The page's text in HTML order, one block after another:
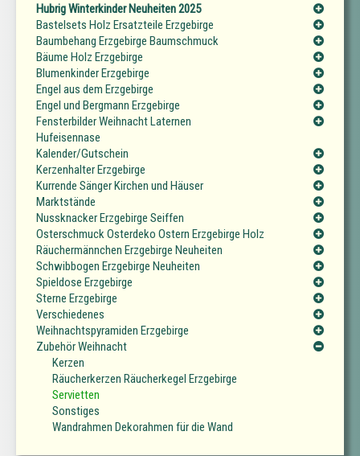
Hubrig Winterkinder Neuheiten 2025
Bastelsets Holz Ersatzteile Erzgebirge
Baumbehang Erzgebirge Baumschmuck
Bäume Holz Erzgebirge
Blumenkinder Erzgebirge
Engel aus dem Erzgebirge
Engel und Bergmann Erzgebirge
Fensterbilder Weihnacht Laternen
Hufeisennase
Kalender/Gutschein
Kerzenhalter Erzgebirge
Kurrende Sänger Kirchen und Häuser
Marktstände
Nussknacker Erzgebirge Seiffen
Osterschmuck Osterdeko Ostern Erzgebirge Holz
Räuchermännchen Erzgebirge Neuheiten
Schwibbogen Erzgebirge Neuheiten
Spieldose Erzgebirge
Sterne Erzgebirge
Verschiedenes
Weihnachtspyramiden Erzgebirge
Zubehör Weihnacht
Kerzen
Räucherkerzen Räucherkegel Erzgebirge
Servietten
Sonstiges
Wandrahmen Dekorahmen für die Wand